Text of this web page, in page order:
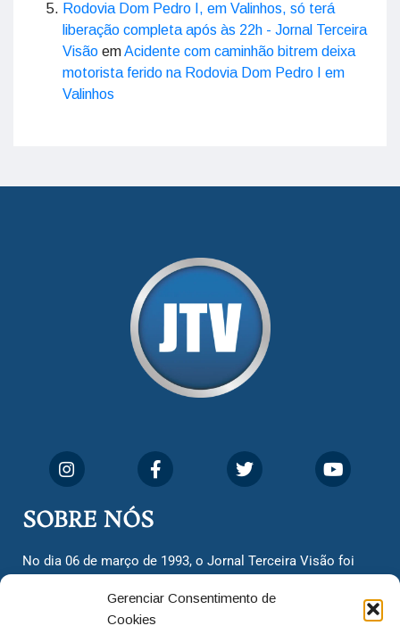
Gerenciar Consentimento de
Cookies
Rodovia Dom Pedro I, em Valinhos, só terá
liberação completa após às 22h - Jornal Terceira
Visão emAcidente com caminhão bitrem deixa
motorista ferido na Rodovia Dom Pedro I em
Valinhos
SOBRE NÓS
No dia 06 de março de 1993, o Jornal Terceira Visão foi
cidadãos valinhenses, já que naquela época só existiam
dois jornais. Há mais de 30 anos, o jornal continua